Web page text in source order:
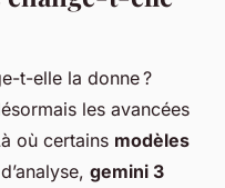
les avancées
où certains modèles
gemini 3